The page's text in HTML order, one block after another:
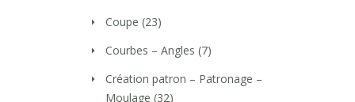
Coupe (23)
Courbes – Angles (7)
Création patron – Patronage –
Moulage (32)